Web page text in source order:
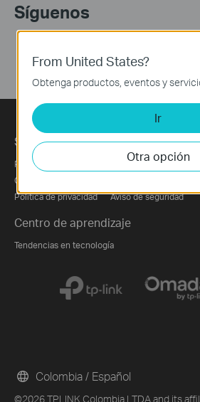
Síguenos
Sobre nosotros
Perfil corporativo
Contáctanos
Política de privacidad
Prensa
Noticias
Aviso de seguridad
Centro de aprendizaje
Tendencias en tecnología
©2026 TPLINK Colombia LTDA and its
Colombia / Español
From United States?
Obtenga productos, eventos y
Ir
Otra opción